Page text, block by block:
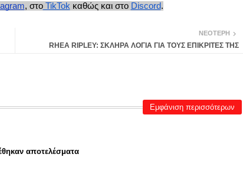
, στοTikTok καθώς και στο Discord.
ΝΕΌΤΕΡΗ
RHEA RIPLEY: ΣΚΛΗΡΑ ΛΟΓΙΑ ΓΙΑ ΤΟΥΣ ΕΠΙΚΡΙΤΕΣ ΤΗΣ
Εμφάνιση περισσότερων
αποτελέσματα